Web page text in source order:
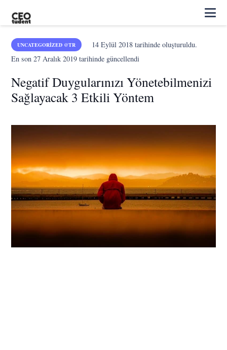
UNCATEGORIZED @TR 14 Eylül 2018tarihinde oluşturuldu.
En son27 Aralık 2019 tarihinde güncellendi
Negatif Duygularınızı Yönetebilmenizi
Sağlayacak 3 Etkili Yöntem